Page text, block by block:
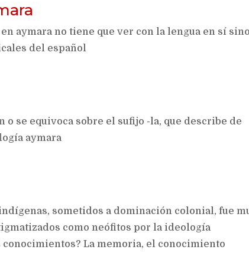
aymara no tiene que ver con la lengua en sí
del español
o se equivoca sobre el sufijo -la, que describe de
aymara
sometidos a dominación colonial, fue
como neófitos por la ideología
La memoria, el conocimiento